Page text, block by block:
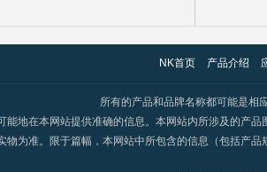
NK首页 产品介绍
所有的产品和品牌名称都可能是相
能地在本网站提供准确的信息。本网站内所涉及的产
物为准。限于篇幅，本网站中所包含的信息（包括产